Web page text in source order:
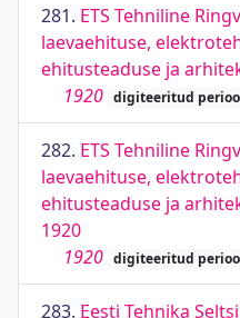
281. ETS Tehniline
laevaehituse,
ehitusteaduse ja
1920 digiteeritud
282. ETS Tehniline
laevaehituse,
ehitusteaduse ja
1920
1920 digiteeritud
283. Eesti Tehnika